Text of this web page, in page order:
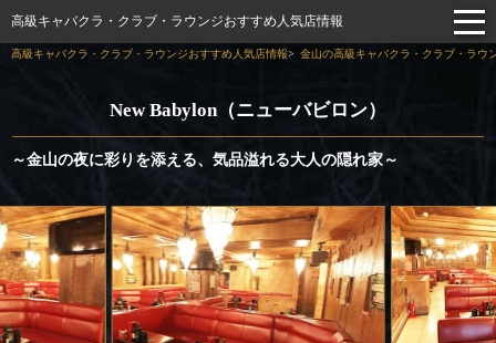
高級キャバクラ・クラブ・ラウンジおすすめ人気店情報
高級キャバクラ・クラブ・ラウンジおすすめ人気店情報 金山の高級キャバクラ・クラブ・ラウ
New Babylon（ニューバビロン）
～金山の夜に彩りを添える、気品溢れる大人の隠れ家～